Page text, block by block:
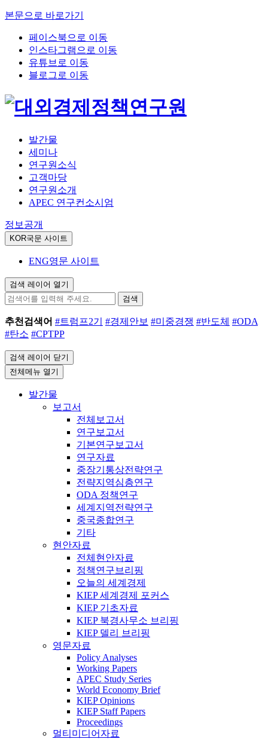
본문으로 바로가기
페이스북으로 이동
인스타그램으로 이동
유튜브로 이동
블로그로 이동
발간물
세미나
연구원소식
고객마당
연구원소개
APEC 연구컨소시엄
정보공개
KOR국문 사이트
ENG영문 사이트
검색 레이어 열기
검색
추천검색어 #트럼프2기 #경제안보 #미중경쟁 #반도체 #ODA
#탄소 #CPTPP
검색 레이어 닫기
전체메뉴 열기
발간물
보고서
전체보고서
연구보고서
기본연구보고서
연구자료
중장기통상전략연구
전략지역심층연구
ODA 정책연구
세계지역전략연구
중국종합연구
기타
현안자료
전체현안자료
정책연구브리핑
오늘의 세계경제
KIEP 세계경제 포커스
KIEP 기초자료
KIEP 북경사무소 브리핑
KIEP 델리 브리핑
영문자료
Policy Analyses
Working Papers
APEC Study Series
World Economy Brief
KIEP Opinions
KIEP Staff Papers
Proceedings
멀티미디어자료